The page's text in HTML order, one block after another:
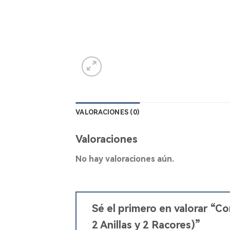
VALORACIONES (0)
Valoraciones
No hay valoraciones aún.
Sé el primero en valorar
2 Anillas y 2 Racores)”